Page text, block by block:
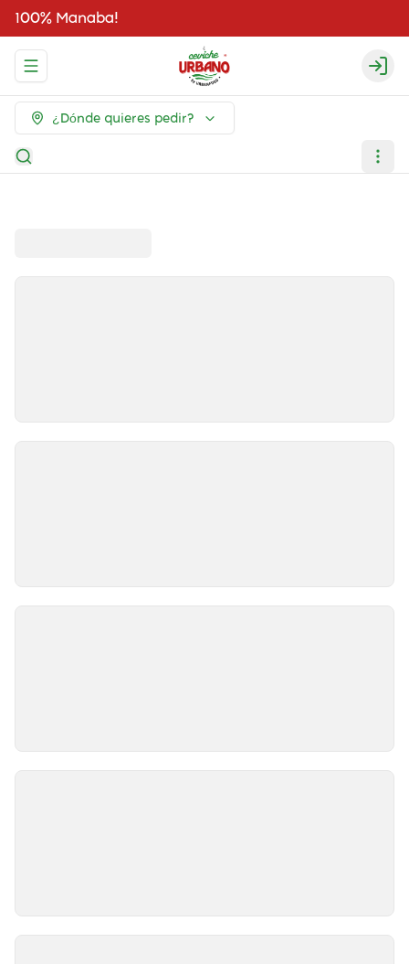
100% Manaba!
Abrir menu de navegación
¿Dónde quieres pedir?